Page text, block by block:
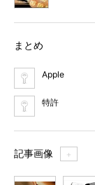
まとめ
Apple
特許
記事画像 ＋